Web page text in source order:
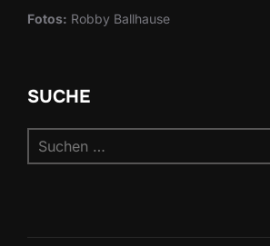
Fotos: Robby Ballhause
SUCHE